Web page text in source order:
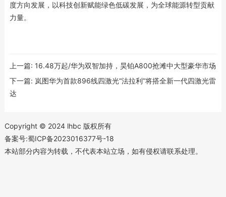
度方向发展，以科技创新赋能绿色低碳发展，为全球能源转型贡献
力量。
上一篇: 16.48万起/华为双智加持，昊铂A800抢滩中大型豪华市场
下一篇: 岚图华为首款896线四激光“法拉利”将搭全新一代四激光雷
达
Copyright © 2024 lhbc 版权所有
备案号:蜀ICP备2023016377号-18
本站部分内容为转载，不代表本站立场，如有侵权请联系处理。